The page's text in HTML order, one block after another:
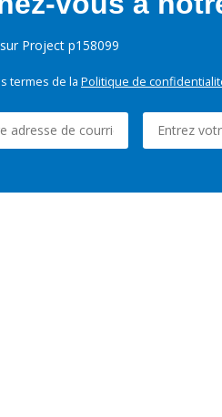
Project p158099
termes de la Politique de